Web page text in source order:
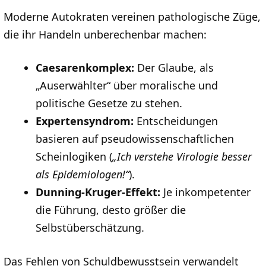
Moderne Autokraten vereinen pathologische Züge,
die ihr Handeln unberechenbar machen:
Caesarenkomplex: Der Glaube, als
„Auserwählter“ über moralische und
politische Gesetze zu stehen.
Expertensyndrom: Entscheidungen
basieren auf pseudowissenschaftlichen
Scheinlogiken („Ich verstehe Virologie besser
als Epidemiologen!“).
Dunning-Kruger-Effekt: Je inkompetenter
die Führung, desto größer die
Selbstüberschätzung.
Das Fehlen von Schuldbewusstsein verwandelt